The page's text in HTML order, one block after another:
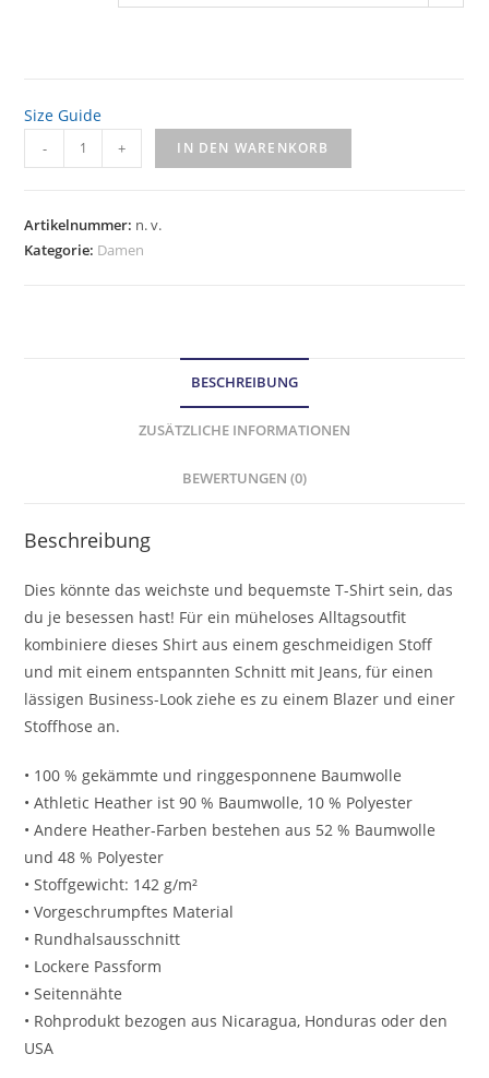
Size Guide
- + IN DEN WARENKORB
Artikelnummer: n. v.
Kategorie: Damen
BESCHREIBUNG
ZUSÄTZLICHE INFORMATIONEN
BEWERTUNGEN (0)
Beschreibung
Dies könnte das weichste und bequemste T-Shirt sein, das
du je besessen hast! Für ein müheloses Alltagsoutfit
kombiniere dieses Shirt aus einem geschmeidigen Stoff
und mit einem entspannten Schnitt mit Jeans, für einen
lässigen Business-Look ziehe es zu einem Blazer und einer
Stoffhose an.
• 100 % gekämmte und ringgesponnene Baumwolle
• Athletic Heather ist 90 % Baumwolle, 10 % Polyester
• Andere Heather-Farben bestehen aus 52 % Baumwolle
und 48 % Polyester
• Stoffgewicht: 142 g/m²
• Vorgeschrumpftes Material
• Rundhalsausschnitt
• Lockere Passform
• Seitennähte
• Rohprodukt bezogen aus Nicaragua, Honduras oder den
USA